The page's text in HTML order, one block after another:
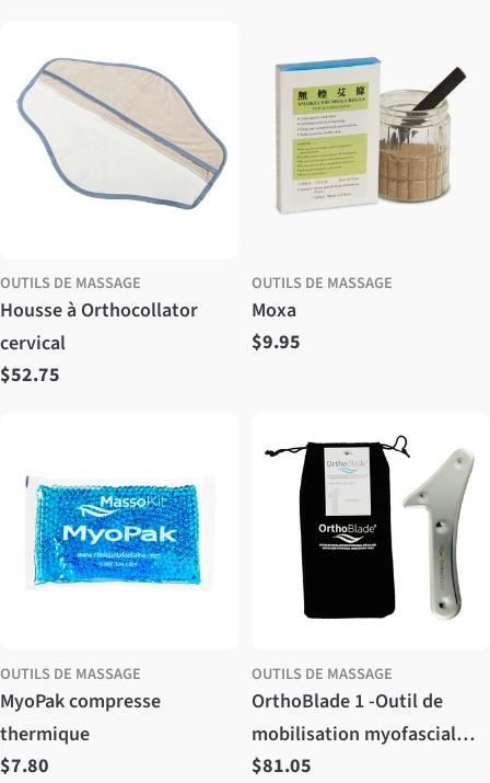
OUTILS DE MASSAGE
Housse à Orthocollator
cervical
Prix
$52.75
OUTILS DE MASSAGE
Moxa
Prix
$9.95
OUTILS DE MASSAGE
MyoPak compresse
thermique
Prix
$7.80
OUTILS DE MASSAGE
OrthoBlade 1 -Outil de
mobilisation myofascial
spécialisé
Prix
$81.05